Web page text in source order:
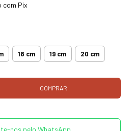
com Pix
18 cm 19 cm 20 cm
nos pelo WhatsApp